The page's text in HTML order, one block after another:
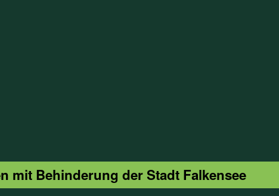
mit Behinderung der Stadt Falkensee